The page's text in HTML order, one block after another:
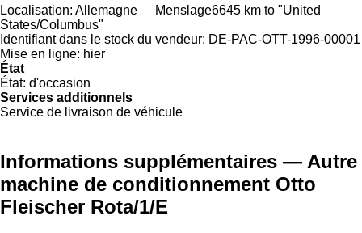
Localisation: Allemagne Menslage6645 km to "United
States/Columbus"
Identifiant dans le stock du vendeur: DE-PAC-OTT-1996-00001
Mise en ligne: hier
État
État: d'occasion
Services additionnels
Service de livraison de véhicule
Informations supplémentaires — Autre
machine de conditionnement Otto
Fleischer Rota/1/E